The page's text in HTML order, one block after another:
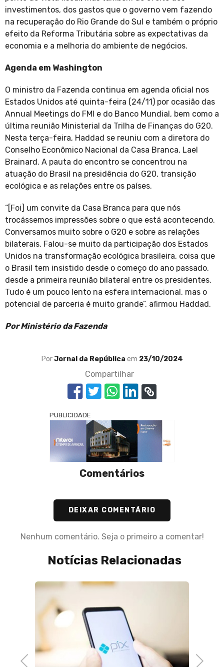
investimentos, dos gastos que o governo vem fazendo
na recuperação do Rio Grande do Sul e também o próprio
efeito da Reforma Tributária sobre as expectativas da
economia e a melhoria do ambiente de negócios.
Agenda em Washington
O ministro da Fazenda continua em agenda oficial nos
Estados Unidos até quinta-feira (24/11) por ocasião das
Annual Meetings do FMI e do Banco Mundial, bem como a
última reunião Ministerial da Trilha de Finanças do G20.
Nesta terça-feira, Haddad se reuniu com a diretora do
Conselho Econômico Nacional da Casa Branca, Lael
Brainard. A pauta do encontro se concentrou na
atuação do Brasil na presidência do G20, transição
ecológica e as relações entre os países.
“[Foi] um convite da Casa Branca para que nós
trocássemos impressões sobre o que está acontecendo.
Conversamos muito sobre o G20 e sobre as relações
bilaterais. Falou-se muito da participação dos Estados
Unidos na transformação ecológica brasileira, coisa que
o Brasil tem insistido desde o começo do ano passado,
desde a primeira reunião bilateral entre os presidentes.
Tudo é um pouco lento na esfera internacional, mas o
potencial de parceria é muito grande”, afirmou Haddad.
Por Ministério da Fazenda
PorJornal da República em 23/10/2024
Compartilhar
PUBLICIDADE
Comentários
DEIXAR COMENTÁRIO
Nenhum comentário. Seja o primeiro a comentar!
Notícias Relacionadas
Previous Next